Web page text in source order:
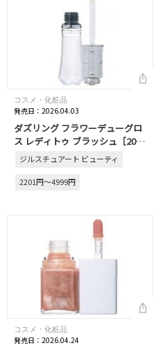
コスメ・化粧品
発売日：2026.04.03
ダズリング フラワーデューグロ
ス レディトゥ ブラッシュ［2026
年 4月発売］
ジルスチュアート ビューティ
2201円～4999円
コスメ・化粧品
発売日：2026.04.24